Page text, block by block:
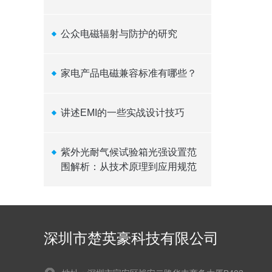
公众电磁辐射与防护的研究
家电产品电磁兼容标准有哪些？
讲述EMI的一些实战设计技巧
紫外光耐气候试验箱光强设置范
围解析：从技术原理到应用规范
深圳市楚英豪科技有限公司